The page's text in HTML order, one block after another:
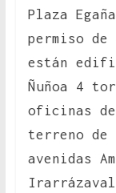
Plaza
permiso
están
Ñuñoa 4
oficinas
terreno de
avenidas